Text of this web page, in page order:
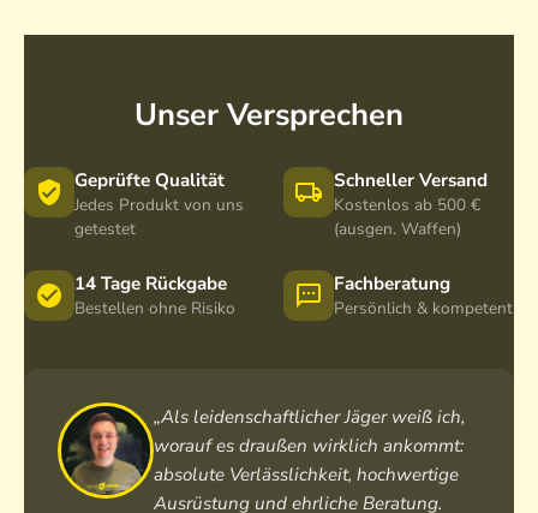
e
Unser Versprechen
Geprüfte Qualität
Jedes Produkt von uns
getestet
Schneller Versand
Kostenlos ab 500 €
(ausgen. Waffen)
14 Tage Rückgabe
Bestellen ohne Risiko
Fachberatung
Persönlich & kompetent
„Als leidenschaftlicher Jäger weiß ich,
worauf es draußen wirklich ankommt:
absolute Verlässlichkeit, hochwertige
Ausrüstung und ehrliche Beratung.